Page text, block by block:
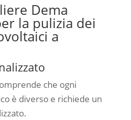
Dema
la pulizia dei
a
che ogni
è diverso e richiede un